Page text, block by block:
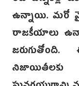
ఉన్నాయి. మరో
రాజకీయాలు
నిజాయితీలకు